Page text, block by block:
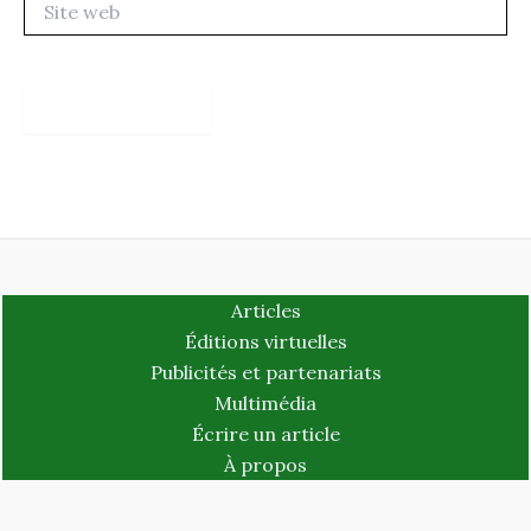
web
Articles
Éditions virtuelles
Publicités et partenariats
Multimédia
Écrire un article
À propos